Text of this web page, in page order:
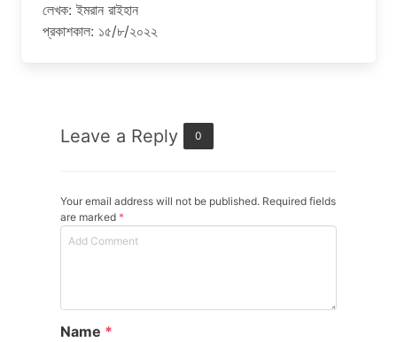
লেখক: ইমরান রাইহান
প্রকাশকাল: ১৫/৮/২০২২
Leave a Reply 0
Your email address will not be published. Required fields
are marked *
Name *